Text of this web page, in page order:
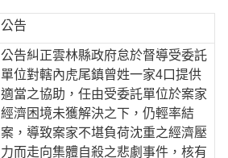
公告
公告糾正雲林縣政府怠於督導受委託
單位對轄內虎尾鎮曾姓一家4口提供
適當之協助，任由受委託單位於案家
經濟困境未獲解決之下，仍輕率結
案，導致案家不堪負荷沈重之經濟壓
力而走向集體自殺之悲劇事件，核有